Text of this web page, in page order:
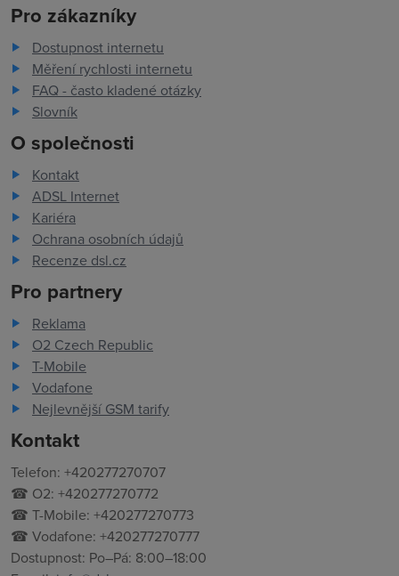
Pro zákazníky
Dostupnost internetu
Měření rychlosti internetu
FAQ - často kladené otázky
Slovník
O společnosti
Kontakt
ADSL Internet
Kariéra
Ochrana osobních údajů
Recenze dsl.cz
Pro partnery
Reklama
O2 Czech Republic
T-Mobile
Vodafone
Nejlevnější GSM tarify
Kontakt
Telefon: +420277270707
☎ O2: +420277270772
☎ T-Mobile: +420277270773
☎ Vodafone: +420277270777
Dostupnost: Po–Pá: 8:00–18:00